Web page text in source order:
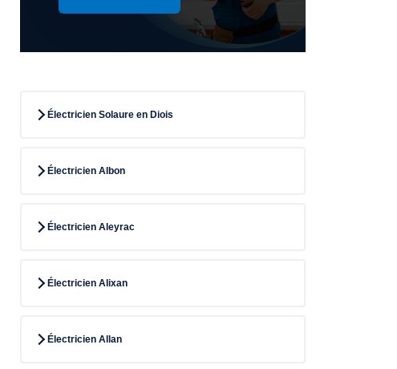
Électricien Solaure en Diois
Électricien Albon
Électricien Aleyrac
Électricien Alixan
Électricien Allan